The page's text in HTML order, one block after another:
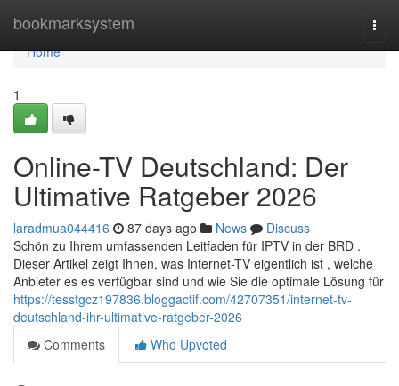
bookmarksystem
Home
Home
1
Online-TV Deutschland: Der
Ultimative Ratgeber 2026
laradmua044416 87 days ago News
Discuss
Schön zu Ihrem umfassenden Leitfaden für IPTV in der BRD .
Dieser Artikel zeigt Ihnen, was Internet-TV eigentlich ist , welche
Anbieter es es verfügbar sind und wie Sie die optimale Lösung für
https://tesstgcz197836.bloggactif.com/42707351/internet-tv-
deutschland-ihr-ultimative-ratgeber-2026
Comments
Who Upvoted